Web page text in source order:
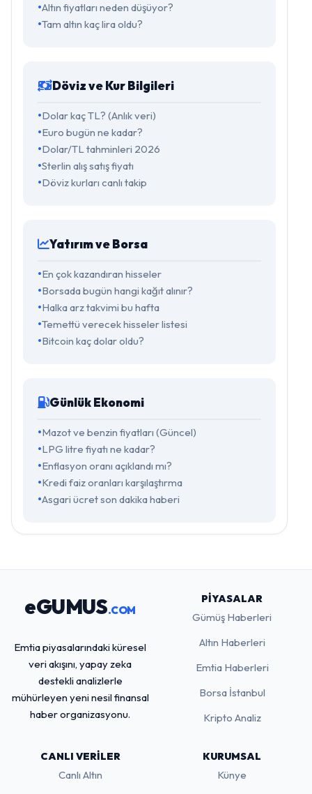
Altın fiyatları neden düşüyor?
Tam altın kaç lira oldu?
Döviz ve Kur Bilgileri
Dolar kaç TL? (Anlık veri)
Euro bugün ne kadar?
Dolar/TL tahminleri 2026
Sterlin alış satış fiyatı
Döviz kurları canlı takip
Yatırım ve Borsa
En çok kazandıran hisseler
Borsada bugün hangi kağıt alınır?
Halka arz takvimi bu hafta
Temettü verecek hisseler listesi
Bitcoin kaç dolar oldu?
Günlük Ekonomi
Mazot ve benzin fiyatları (Güncel)
LPG litre fiyatı ne kadar?
Enflasyon oranı açıklandı mı?
Kredi faiz oranları karşılaştırma
Asgari ücret son dakika haberi
eGUMUS.COM
Emtia piyasalarındaki küresel
veri akışını, yapay zeka
destekli analizlerle
mühürleyen yeni nesil finansal
haber organizasyonu.
PIYASALAR
Gümüş Haberleri
Altın Haberleri
Emtia Haberleri
Borsa İstanbul
Kripto Analiz
CANLI VERILER
Canlı Altın
KURUMSAL
Künye